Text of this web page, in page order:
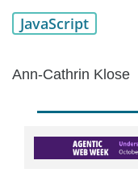
JavaScript
Ann-Cathrin Klose